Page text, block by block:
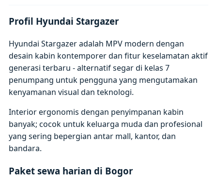
Profil Hyundai Stargazer
Hyundai Stargazer adalah MPV modern dengan
desain kabin kontemporer dan fitur keselamatan aktif
generasi terbaru - alternatif segar di kelas 7
penumpang untuk pengguna yang mengutamakan
kenyamanan visual dan teknologi.
Interior ergonomis dengan penyimpanan kabin
banyak; cocok untuk keluarga muda dan profesional
yang sering bepergian antar mall, kantor, dan
bandara.
Paket sewa harian di Bogor